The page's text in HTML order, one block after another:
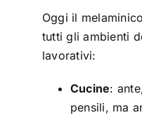
Oggi il
tutti gli ambienti
lavorativi:
Cucine:
pensili, ma